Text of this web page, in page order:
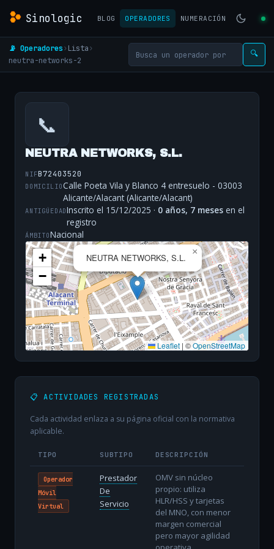
Sinologic BLOG OPERADORES NUMERACIÓN
📡 Operadores› Lista›
neutra-networks-2
🔍
📞
NEUTRA NETWORKS, S.L.
NIFB72403520
DOMICILIOCalle Poeta Vila y Blanco 4 entresuelo - 03003
Alicante/Alacant (Alicante/Alacant)
ANTIGÜEDADInscrito el 15/12/2025 · 0 años, 7 meses en el
registro
ÁMBITONacional
NEUTRA NETWORKS, S.L.
×
+
−
Leaflet | ©OpenStreetMap
📋 ACTIVIDADES REGISTRADAS
Cada actividad enlaza a su página oficial con la normativa
aplicable.
TIPO SUBTIPO DESCRIPCIÓN
Operador
Móvil
Virtual
Prestador
De
Servicio
OMV sin núcleo
propio: utiliza
HLR/HSS y tarjetas
del MNO, con menor
margen comercial
pero mayor agilidad